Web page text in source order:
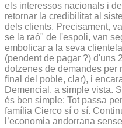
els interessos nacionals i
retornar la credibilitat al
dels clients. Precisament,
se la raó" de l'espoli, van
embolicar a la seva
(pendent de pagar ?) d'uns
dotzenes de demandes per
final del poble, clar), i
Demencial, a simple vista.
és ben simple: Tot passa
família Cierco sí o sí.
l’economia andorrana